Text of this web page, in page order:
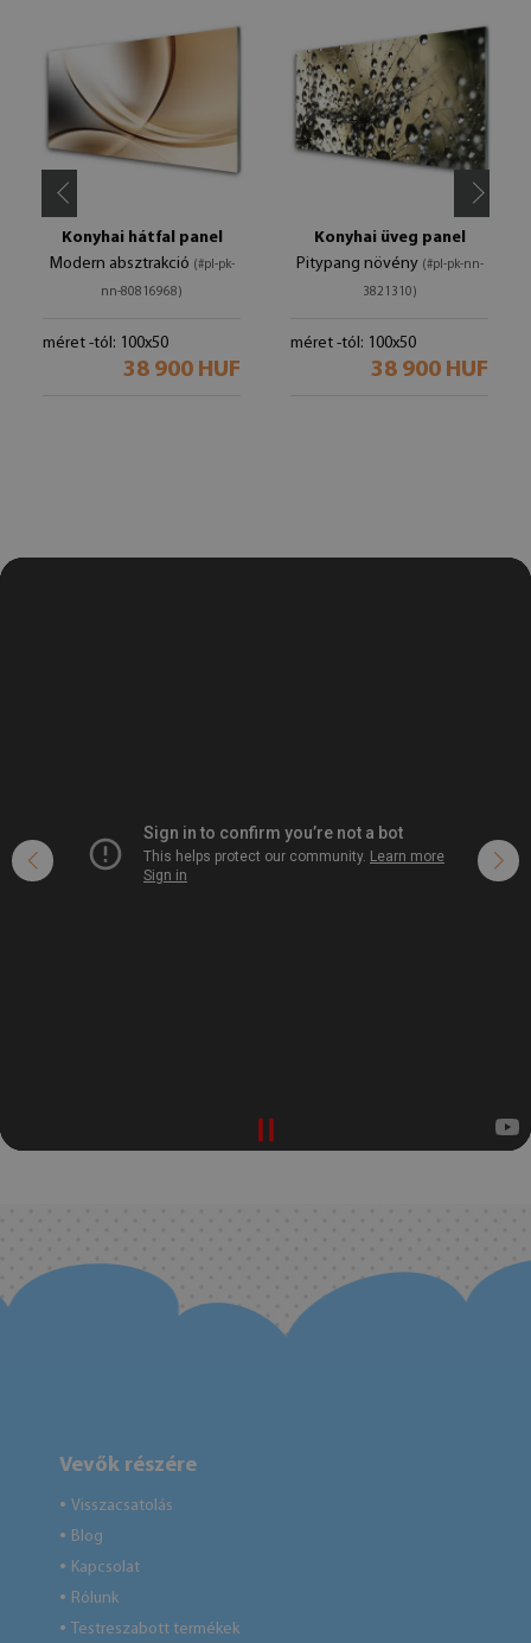
Konyhai hátfal panel
Modern absztrakció (#pl-pk-
nn-80816968)
méret -tól: 100x50
38 900 HUF
Konyhai üveg panel
Pitypang növény (#pl-pk-nn-
3821310)
méret -tól: 100x50
38 900 HUF
Vevők részére
● Visszacsatolás
● Blog
● Kapcsolat
● Rólunk
● Testreszabott termékek